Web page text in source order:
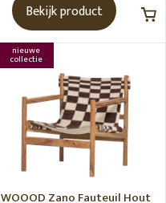
Bekijk product
nieuwe
collectie
WOOOD Zano Fauteuil Hout